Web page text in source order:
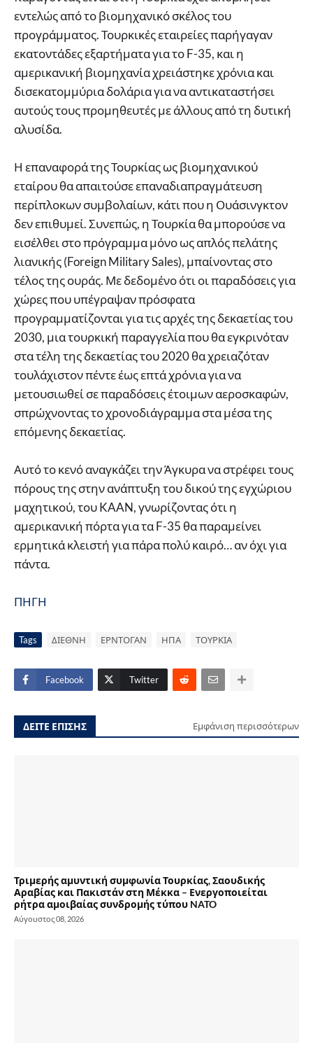
εντελώς από το βιομηχανικό σκέλος του
προγράμματος. Τουρκικές εταιρείες παρήγαγαν
εκατοντάδες εξαρτήματα για το F-35, και η
αμερικανική βιομηχανία χρειάστηκε χρόνια και
δισεκατομμύρια δολάρια για να αντικαταστήσει
αυτούς τους προμηθευτές με άλλους από τη δυτική
αλυσίδα.
Η επαναφορά της Τουρκίας ως βιομηχανικού
εταίρου θα απαιτούσε επαναδιαπραγμάτευση
περίπλοκων συμβολαίων, κάτι που η Ουάσινγκτον
δεν επιθυμεί. Συνεπώς, η Τουρκία θα μπορούσε να
εισέλθει στο πρόγραμμα μόνο ως απλός πελάτης
λιανικής (Foreign Military Sales), μπαίνοντας στο
τέλος της ουράς. Με δεδομένο ότι οι παραδόσεις για
χώρες που υπέγραψαν πρόσφατα
προγραμματίζονται για τις αρχές της δεκαετίας του
2030, μια τουρκική παραγγελία που θα εγκρινόταν
στα τέλη της δεκαετίας του 2020 θα χρειαζόταν
τουλάχιστον πέντε έως επτά χρόνια για να
μετουσιωθεί σε παραδόσεις έτοιμων αεροσκαφών,
σπρώχνοντας το χρονοδιάγραμμα στα μέσα της
επόμενης δεκαετίας.
Αυτό το κενό αναγκάζει την Άγκυρα να στρέφει τους
πόρους της στην ανάπτυξη του δικού της εγχώριου
μαχητικού, του KAAN, γνωρίζοντας ότι η
αμερικανική πόρτα για τα F-35 θα παραμείνει
ερμητικά κλειστή για πάρα πολύ καιρό… αν όχι για
πάντα.
ΠΗΓΗ
Tags ΔΙΕΘΝΗ ΕΡΝΤΟΓΑΝ ΗΠΑ ΤΟΥΡΚΙΑ
Facebook Twitter
ΔΕΙΤΕ ΕΠΙΣΗΣ Εμφάνιση περισσότερων
Τριμερής αμυντική συμφωνία Τουρκίας, Σαουδικής
Αραβίας και Πακιστάν στη Μέκκα – Ενεργοποιείται
ρήτρα αμοιβαίας συνδρομής τύπου NATO
Αύγουστος 08, 2026